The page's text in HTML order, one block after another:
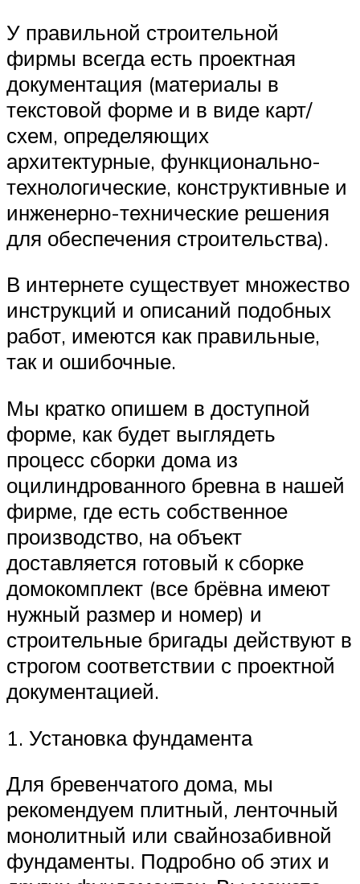
У правильной строительной
фирмы всегда есть проектная
документация (материалы в
текстовой форме и в виде карт/
схем, определяющих
архитектурные, функционально-
технологические, конструктивные и
инженерно-технические решения
для обеспечения строительства).
В интернете существует множество
инструкций и описаний подобных
работ, имеются как правильные,
так и ошибочные.
Мы кратко опишем в доступной
форме, как будет выглядеть
процесс сборки дома из
оцилиндрованного бревна в нашей
фирме, где есть собственное
производство, на объект
доставляется готовый к сборке
домокомплект (все брёвна имеют
нужный размер и номер) и
строительные бригады действуют в
строгом соответствии с проектной
документацией.
1. Установка фундамента
Для бревенчатого дома, мы
рекомендуем плитный, ленточный
монолитный или свайнозабивной
фундаменты. Подробно об этих и